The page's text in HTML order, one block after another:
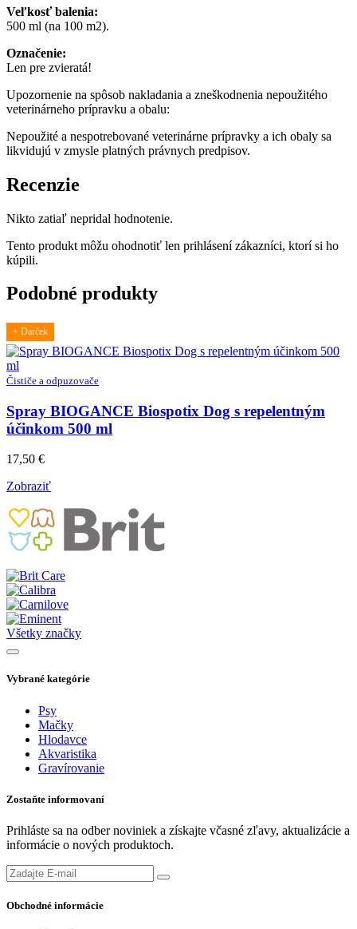
Veľkosť balenia:
500 ml (na 100 m2).
Označenie:
Len pre zvieratá!
Upozornenie na spôsob nakladania a zneškodnenia nepoužitého
veterinárneho prípravku a obalu:
Nepoužité a nespotrebované veterinárne prípravky a ich obaly sa
likvidujú v zmysle platných právnych predpisov.
Recenzie
Nikto zatiaľ nepridal hodnotenie.
Tento produkt môžu ohodnotiť len prihlásení zákazníci, ktorí si ho
kúpili.
Podobné produkty
+ Darček
Čističe a odpuzovače
Spray BIOGANCE Biospotix Dog s repelentným
účinkom 500 ml
17,50 €
Zobraziť
Všetky značky
Vybrané kategórie
Psy
Mačky
Hlodavce
Akvaristika
Gravírovanie
Zostaňte informovaní
Prihláste sa na odber noviniek a získajte včasné zľavy, aktualizácie a
informácie o nových produktoch.
Obchodné informácie